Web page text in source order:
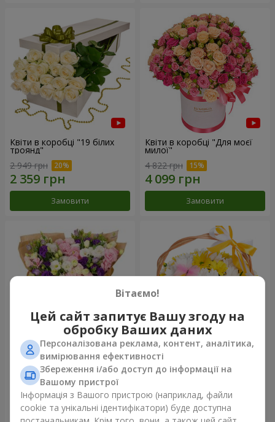
Квіти в коробці "19 білих
троянд"
2 949 грн
Замовити
Квіти в коробці "Для моєї
милої"
4 822 грн
Замовити
15 різнокольорових еустом
3 732 грн
Замовити
Кошик "Сонечко"
Замовити
Вітаємо!
Цей сайт запитує Вашу згоду на
обробку Ваших даних
Персоналізована реклама, контент, аналітика,
вимірювання ефективності
Збереження і/або доступ до інформації на
Вашому пристрої
Інформація з Вашого пристрою (наприклад, файли
cookie та унікальні ідентифікатори) буде доступна